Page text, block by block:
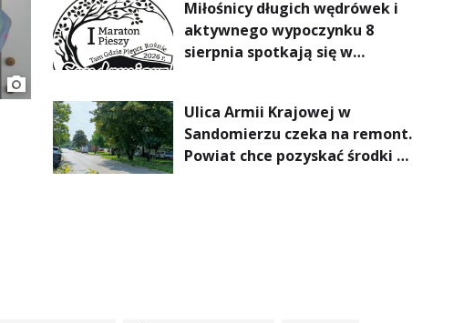
Miłośnicy długich wędrówek i
aktywnego wypoczynku 8
sierpnia spotkają się w
Rośnie”
Ulica Armii Krajowej w
Sandomierzu czeka na remont.
Powiat chce pozyskać środki z